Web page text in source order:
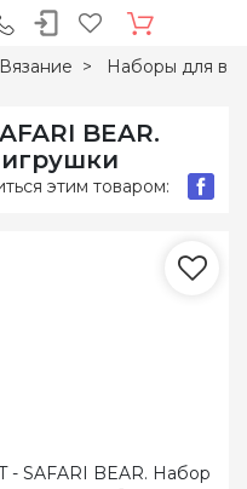
Вязание Наборы для
BEAR.
этим товаром: